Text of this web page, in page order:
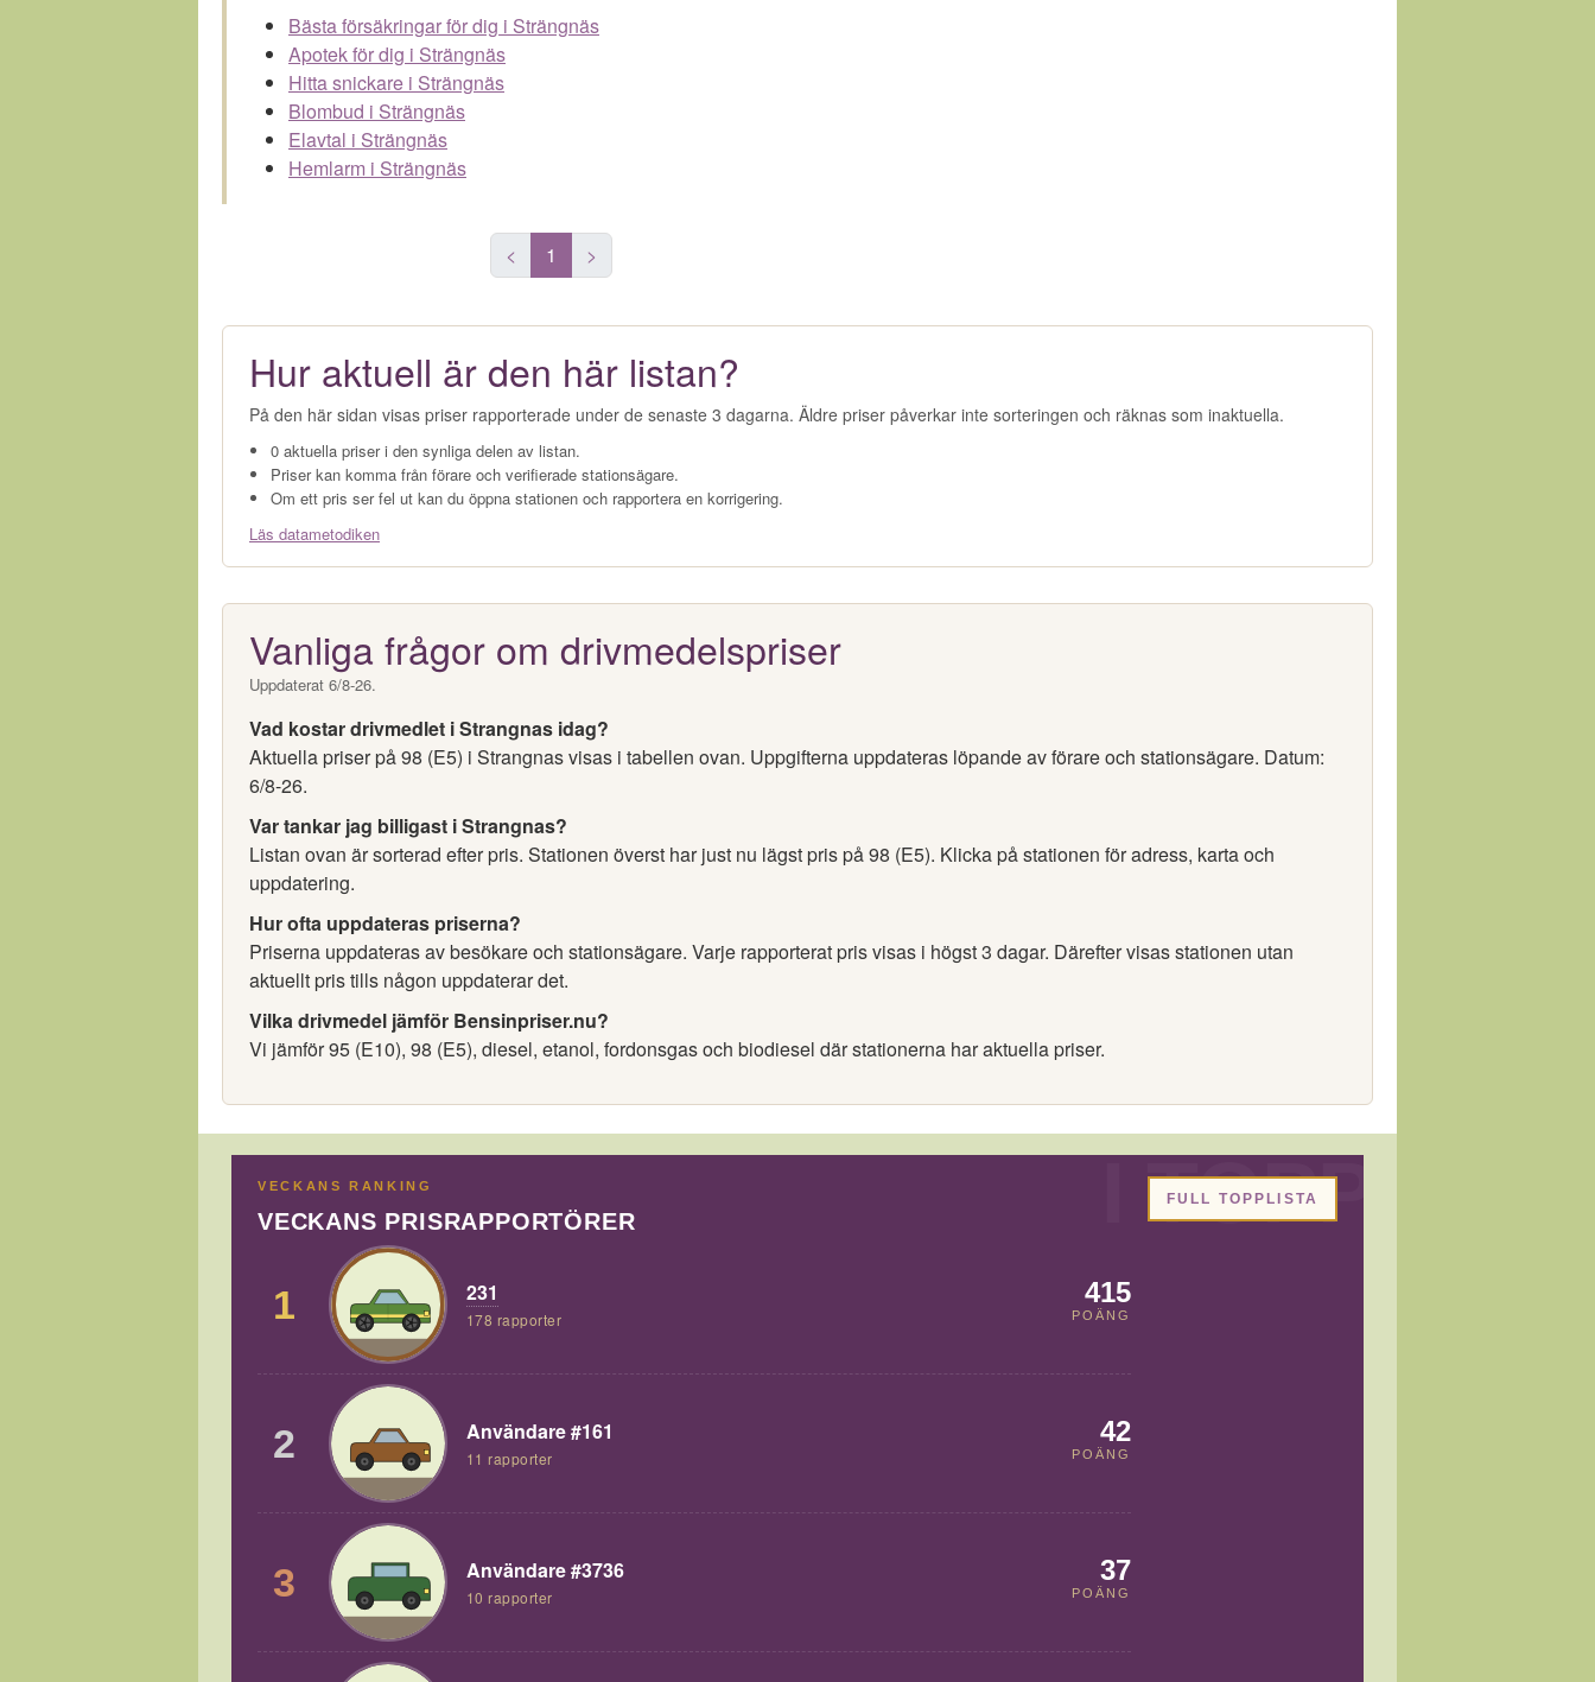
Bästa försäkringar för dig i Strängnäs
Apotek för dig i Strängnäs
Hitta snickare i Strängnäs
Blombud i Strängnäs
Elavtal i Strängnäs
Hemlarm i Strängnäs
< 1 >
Hur aktuell är den här listan?
På den här sidan visas priser rapporterade under de senaste 3 dagarna. Äldre priser påverkar inte sorteringen och räknas som inaktuella.
0 aktuella priser i den synliga delen av listan.
Priser kan komma från förare och verifierade stationsägare.
Om ett pris ser fel ut kan du öppna stationen och rapportera en korrigering.
Läs datametodiken
Vanliga frågor om drivmedelspriser
Uppdaterat 6/8-26.
Vad kostar drivmedlet i Strangnas idag?
Aktuella priser på 98 (E5) i Strangnas visas i tabellen ovan. Uppgifterna uppdateras löpande av förare och stationsägare. Datum:
6/8-26.
Var tankar jag billigast i Strangnas?
Listan ovan är sorterad efter pris. Stationen överst har just nu lägst pris på 98 (E5). Klicka på stationen för adress, karta och
uppdatering.
Hur ofta uppdateras priserna?
Priserna uppdateras av besökare och stationsägare. Varje rapporterat pris visas i högst 3 dagar. Därefter visas stationen utan
aktuellt pris tills någon uppdaterar det.
Vilka drivmedel jämför Bensinpriser.nu?
Vi jämför 95 (E10), 98 (E5), diesel, etanol, fordonsgas och biodiesel där stationerna har aktuella priser.
VECKANS RANKING
VECKANS PRISRAPPORTÖRER
1 231
178 rapporter
415
POÄNG
2 Användare #161
11 rapporter
42
POÄNG
3 Användare #3736
10 rapporter
37
POÄNG
FULL TOPPLISTA